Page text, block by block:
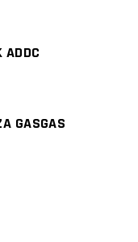
ADDC
GASGAS